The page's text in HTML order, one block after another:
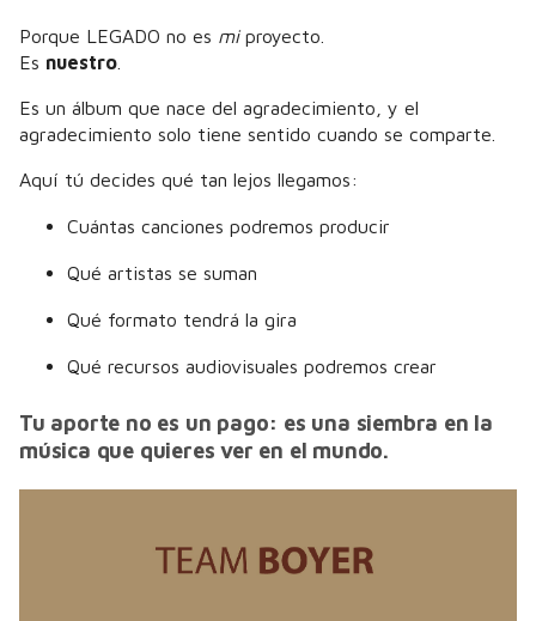
Porque LEGADO no es miproyecto.
Es nuestro
Es un álbum que nace del agradecimiento, y el
agradecimiento solo tiene sentido cuando se comparte.
Aquí tú decides qué tan lejos llegamos:
Cuántas canciones podremos producir
Qué artistas se suman
Qué formato tendrá la gira
Qué recursos audiovisuales podremos crear
Tu aporte no es un pago: es una siembra en la
música que quieres ver en el mundo.